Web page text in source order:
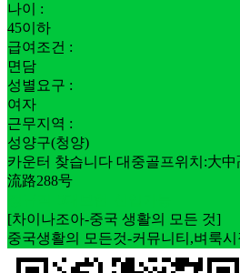
나이 :
45이하
급여조건 :
면담
성별요구 :
여자
근무지역 :
성양구(청양)
카운터 찾습니다 대중골프위치:大
流路288号
[차이나조아-중국 생활의 모든 것]
중국생활의 모든것-커뮤니티,벼룩